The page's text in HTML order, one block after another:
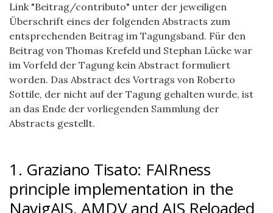
Link "Beitrag/contributo" unter der jeweiligen
Überschrift eines der folgenden Abstracts zum
entsprechenden Beitrag im Tagungsband. Für den
Beitrag von Thomas Krefeld und Stephan Lücke war
im Vorfeld der Tagung kein Abstract formuliert
worden. Das Abstract des Vortrags von Roberto
Sottile, der nicht auf der Tagung gehalten wurde, ist
an das Ende der vorliegenden Sammlung der
Abstracts gestellt.
1. Graziano Tisato: FAIRness
principle implementation in the
NavigAIS, AMDV and AIS Reloaded